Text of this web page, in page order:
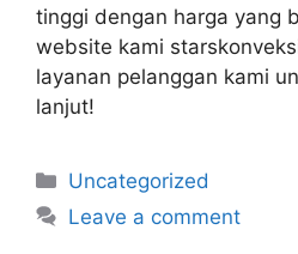
tinggi dengan harga yang
website kami
layanan pelanggan kami
lanjut!
Uncategorized
Leave a comment